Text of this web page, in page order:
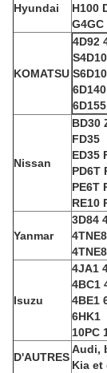
Hyundai
H100
G4GC
KOMATSU
4D92
6D140
Nissan
BD30
FD35
ED35
PD6T
PE6T
RE10
Yanmar
3D84
Isuzu
4JA1
4BC1
4BE1
6HK1
10PC
D'AUTRES
Audi,
Kia et